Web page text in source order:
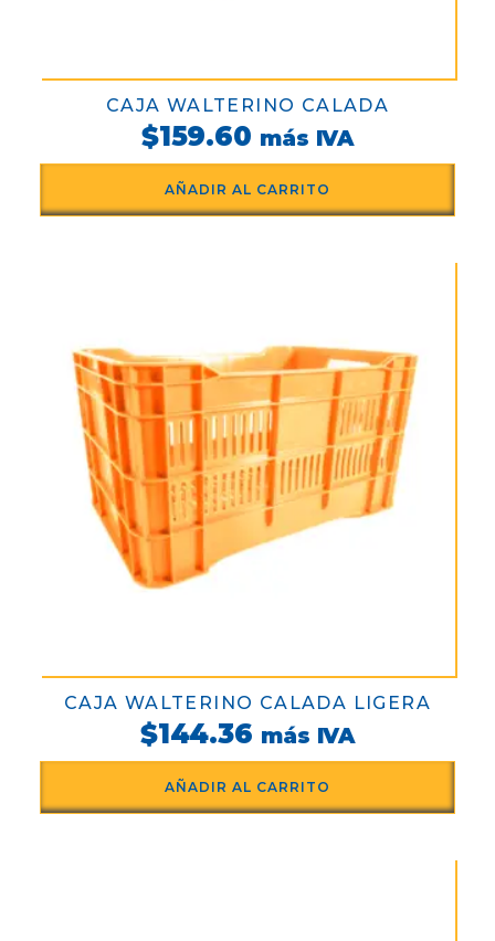
CAJA WALTERINO CALADA
$159.60 más IVA
AÑADIR AL CARRITO
CAJA WALTERINO CALADA LIGERA
$144.36 más IVA
AÑADIR AL CARRITO